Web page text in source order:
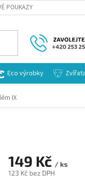
POUKAZY
Eco výrobky Zvířata
IX
149 Kč / ks
123 Kč bez DPH